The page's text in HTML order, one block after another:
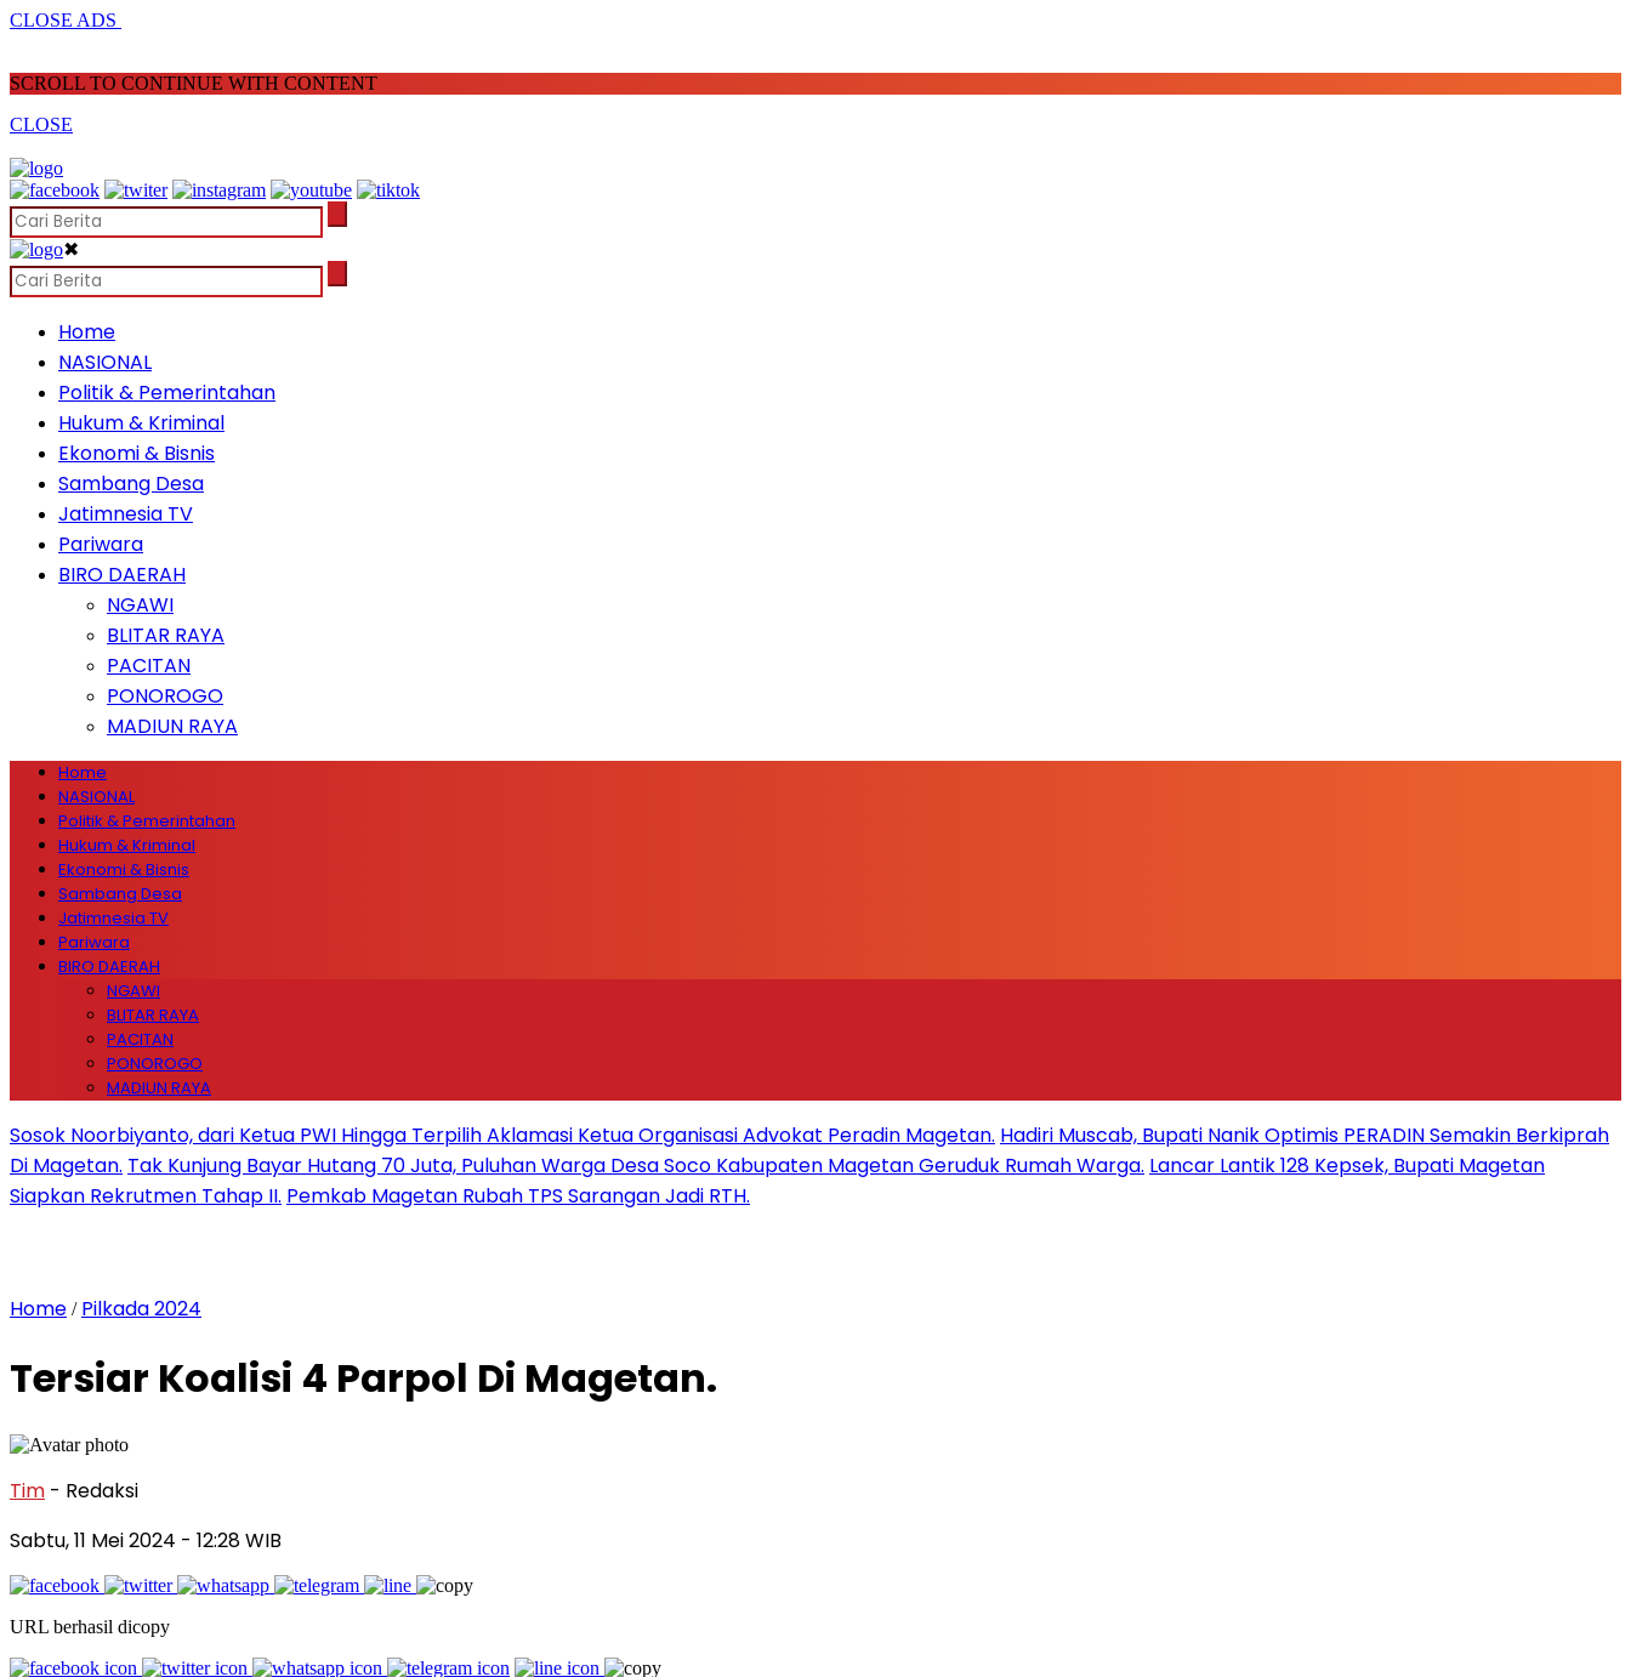
CLOSE ADS
SCROLL TO CONTINUE WITH CONTENT
CLOSE
✖
Home
NASIONAL
Politik & Pemerintahan
Hukum & Kriminal
Ekonomi & Bisnis
Sambang Desa
Jatimnesia TV
Pariwara
BIRO DAERAH
NGAWI
BLITAR RAYA
PACITAN
PONOROGO
MADIUN RAYA
Home
NASIONAL
Politik & Pemerintahan
Hukum & Kriminal
Ekonomi & Bisnis
Sambang Desa
Jatimnesia TV
Pariwara
BIRO DAERAH
NGAWI
BLITAR RAYA
PACITAN
PONOROGO
MADIUN RAYA
Sosok Noorbiyanto, dari Ketua PWI Hingga Terpilih Aklamasi Ketua Organisasi Advokat Peradin Magetan. Hadiri Muscab, Bupati Nanik Optimis PERADIN Semakin Berkiprah
Di Magetan. Tak Kunjung Bayar Hutang 70 Juta, Puluhan Warga Desa Soco Kabupaten Magetan Geruduk Rumah Warga. Lancar Lantik 128 Kepsek, Bupati Magetan
Siapkan Rekrutmen Tahap II. Pemkab Magetan Rubah TPS Sarangan Jadi RTH.
Home / Pilkada 2024
Tersiar Koalisi 4 Parpol Di Magetan.
Tim - Redaksi
Sabtu, 11 Mei 2024 - 12:28 WIB
URL berhasil dicopy